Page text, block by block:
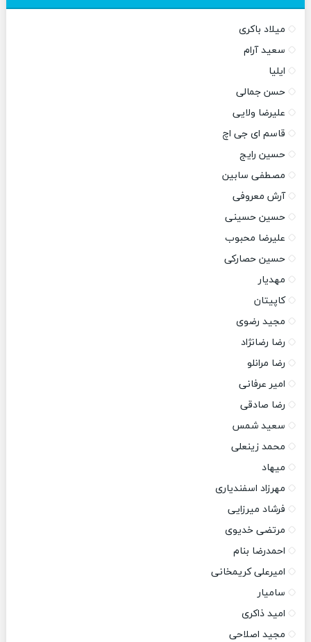
میلاد باکری
سعید آرام
ایلیا
حسن جمالی
علیرضا ولایی
قاسم ای جی اچ
حسین رایج
مصطفی سابین
آرش معروفی
حسین حسینی
علیرضا محبوب
حسین حصارکی
مهدیار
کاپیتان
مجید رضوی
رضا رضانژاد
رضا مرانلو
امیر عرفانی
رضا صادقی
سعید شمس
محمد زینعلی
میهاد
مهرزاد اسفندیاری
فرشاد میرزایی
مرتضی خدیوی
احمدرضا بنام
امیرعلی کریمخانی
سامیار
امید ذاکری
مجید اصلاحی